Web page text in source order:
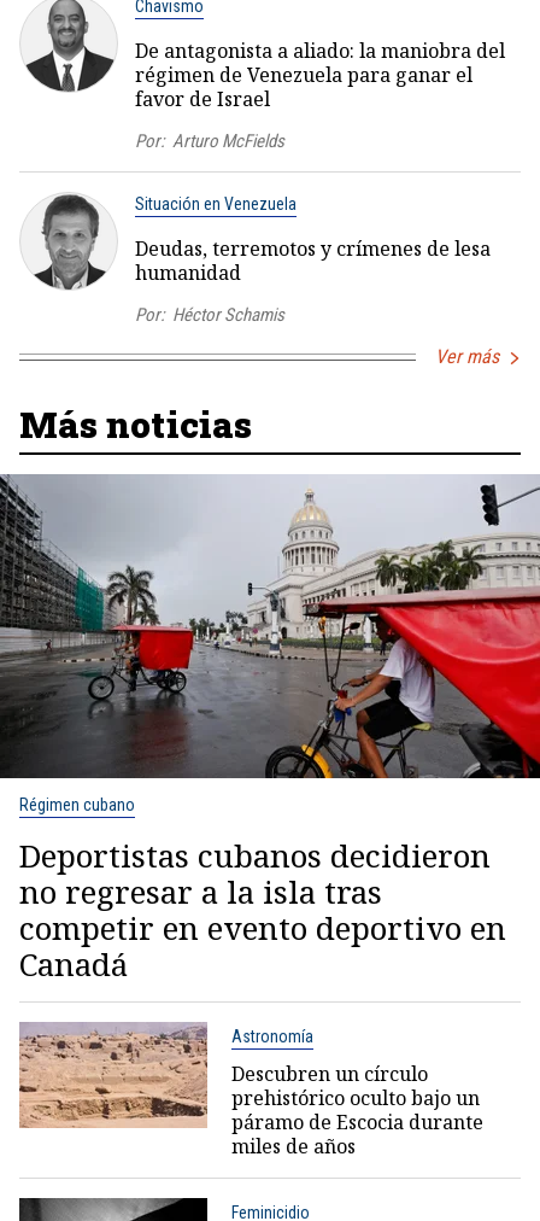
Chavismo
De antagonista a aliado: la maniobra del
régimen de Venezuela para ganar el
favor de Israel
Por: Arturo McFields
Situación en Venezuela
Deudas, terremotos y crímenes de lesa
humanidad
Por: Héctor Schamis
Ver más
Más noticias
Régimen cubano
Deportistas cubanos decidieron
no regresar a la isla tras
competir en evento deportivo en
Canadá
Astronomía
Descubren un círculo
prehistórico oculto bajo un
páramo de Escocia durante
miles de años
Feminicidio